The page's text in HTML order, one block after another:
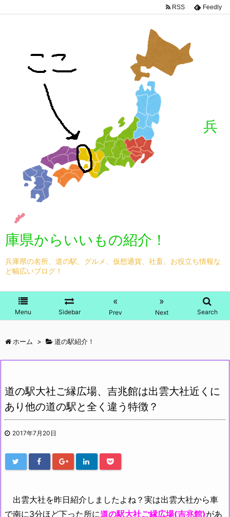
兵
庫県からいいもの紹介！
兵庫県の名所、道の駅、グルメ、仮想通貨、社畜、お役立ち情報な
ど幅広いブログ！
Menu Sidebar
«
Prev
»
Next Search
RSS Feedly
ホーム > 道の駅紹介！
道の駅大社ご縁広場、吉兆館は出雲大社近くに
あり他の道の駅と全く違う特徴？
2017年7月20日
出雲大社を昨日紹介しましたよね？実は出雲大社から車
で南に3分ほど下った所に道の駅大社ご縁広場(吉兆館)があ